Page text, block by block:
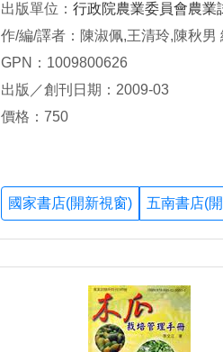
出版單位： 行政院農業委員會農業
作/編/譯者：陳淑佩,王清玲,陳秋男
GPN：1009800626
出版／創刊日期：2009-03
價格：750
國家書店(開新視窗) 五南書店(